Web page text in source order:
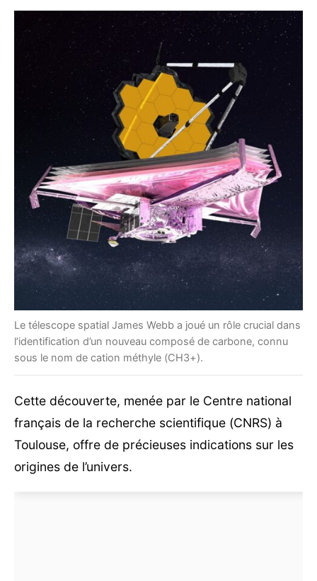
Le télescope spatial James Webb a joué un rôle crucial dans
l’identification d’un nouveau composé de carbone, connu
sous le nom de cation méthyle (CH3+).
Cette découverte, menée par le Centre national
français de la recherche scientifique (CNRS) à
Toulouse, offre de précieuses indications sur les
origines de l’univers.